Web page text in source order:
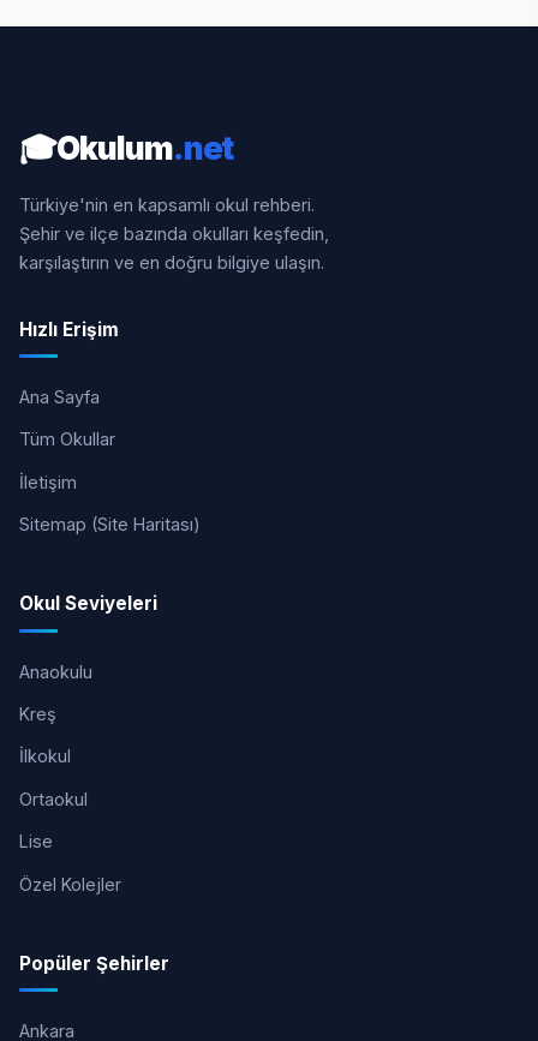
🎓Okulum.net
Türkiye'nin en kapsamlı okul rehberi.
Şehir ve ilçe bazında okulları keşfedin,
karşılaştırın ve en doğru bilgiye ulaşın.
Hızlı Erişim
Ana Sayfa
Tüm Okullar
İletişim
Sitemap (Site Haritası)
Okul Seviyeleri
Anaokulu
Kreş
İlkokul
Ortaokul
Lise
Özel Kolejler
Popüler Şehirler
Ankara